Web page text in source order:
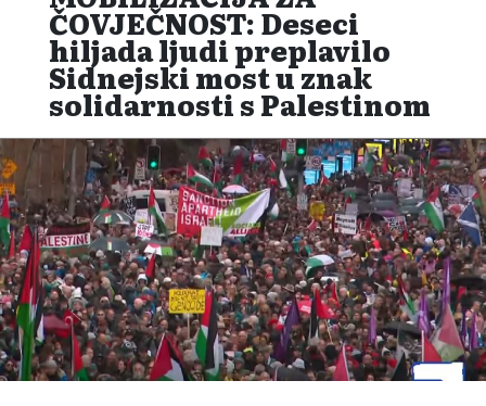
ČOVJEČNOST: Deseci
hiljada ljudi preplavilo
Sidnejski most u znak
solidarnosti s Palestinom